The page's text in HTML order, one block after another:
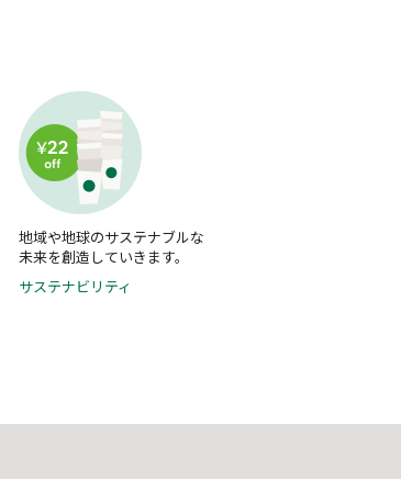
地域や地球のサステナブルな
未来を創造していきます。
サステナビリティ